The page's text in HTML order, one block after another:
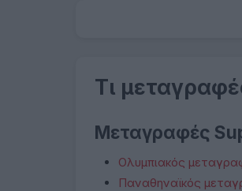
Τι
Μεταγραφές
Ολυμπιακός
Παναθηναϊκός